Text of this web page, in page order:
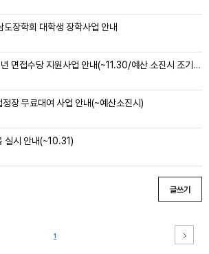
장학회 대학생 장학사업 안내
[공통] 2025년 창원시 청년 면접수당 지원사업 안내(~11.30/예산 소진시 조기 마감)
장 무료대여 사업 안내(~예산소진시)
실시 안내(~10.31)
글쓰기
1